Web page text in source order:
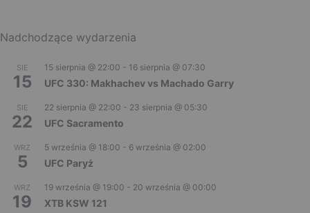
Nadchodzące wydarzenia
SIE
15
15 sierpnia @ 22:00 - 16 sierpnia @ 07:30
UFC 330: Makhachev vs Machado Garry
SIE
22
22 sierpnia @ 22:00 - 23 sierpnia @ 05:30
UFC Sacramento
WRZ
5
5 września @ 18:00 - 6 września @ 02:00
UFC Paryż
WRZ
19
19 września @ 19:00 - 20 września @ 00:00
XTB KSW 121